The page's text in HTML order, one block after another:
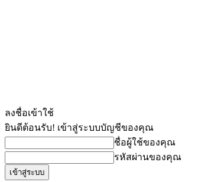
ลงชื่อเข้าใช้
ยินดีต้อนรับ! เข้าสู่ระบบบัญชีของคุณ
ชื่อผู้ใช้ของคุณ
รหัสผ่านของคุณ